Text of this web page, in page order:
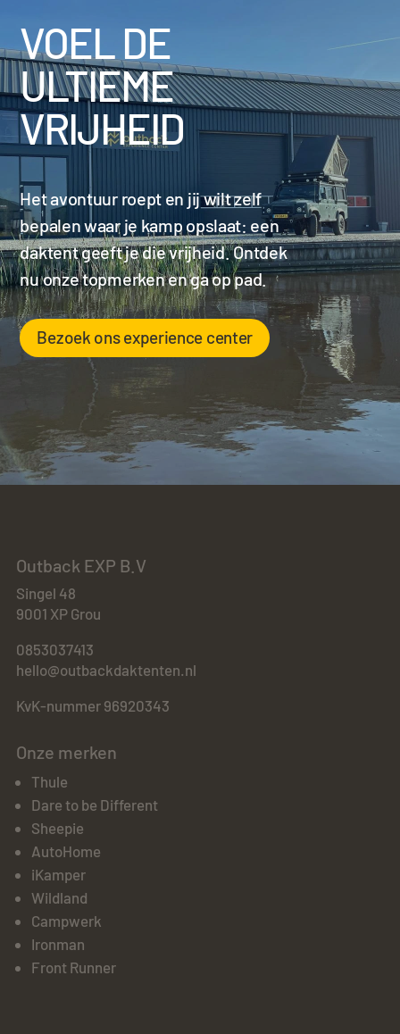
VOEL DE
ULTIEME
VRIJHEID
Het avontuur roept en jij wilt zelf
bepalen waar je kamp opslaat: een
daktent geeft je die vrijheid. Ontdek
nu onze topmerken en ga op pad.
Bezoek ons experience center
Outback EXP B.V
Singel 48
9001 XP Grou
0853037413
hello@outbackdaktenten.nl
KvK-nummer 96920343
Onze merken
Thule
Dare to be Different
Sheepie
AutoHome
iKamper
Wildland
Campwerk
Ironman
Front Runner